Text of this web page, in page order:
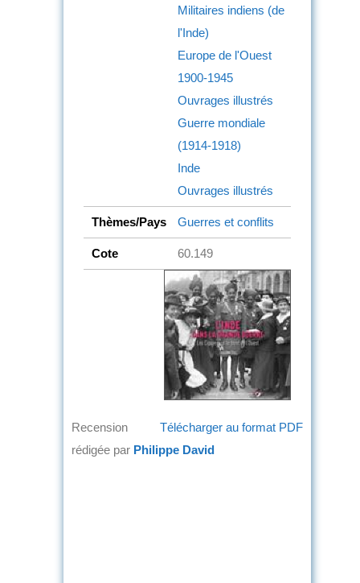
Militaires indiens (de
l'Inde)
Europe de l'Ouest
1900-1945
Ouvrages illustrés
Guerre mondiale
(1914-1918)
Inde
Ouvrages illustrés
Thèmes/Pays Guerres et conflits
Cote 60.149
Télécharger au format PDF
Recension
rédigée par Philippe David